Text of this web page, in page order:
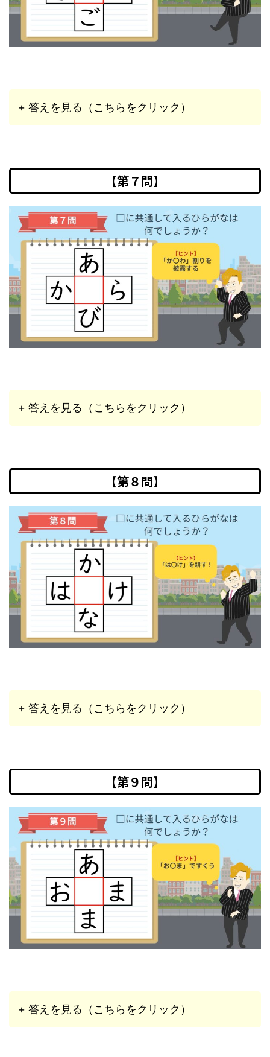
+ 答えを見る（こちらをクリック）
【第７問】
+ 答えを見る（こちらをクリック）
【第８問】
+ 答えを見る（こちらをクリック）
【第９問】
+ 答えを見る（こちらをクリック）